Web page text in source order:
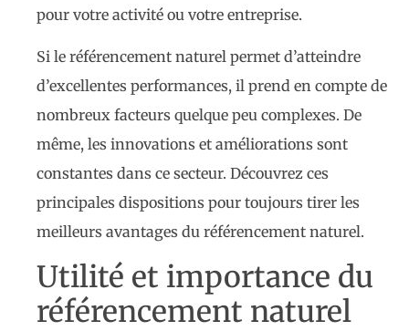
pour votre activité ou votre entreprise.
Si le référencement naturel permet d’atteindre
d’excellentes performances, il prend en compte de
nombreux facteurs quelque peu complexes. De
même, les innovations et améliorations sont
constantes dans ce secteur. Découvrez ces
principales dispositions pour toujours tirer les
meilleurs avantages du référencement naturel.
Utilité et importance du
référencement naturel